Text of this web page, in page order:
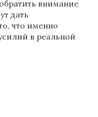
внимание
дать
что именно
в реальной